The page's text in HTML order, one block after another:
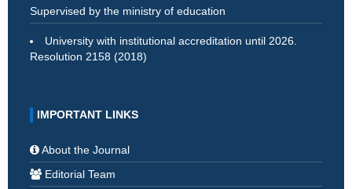
Supervised by the ministry of education
University with institutional accreditation until 2026.
Resolution 2158 (2018)
IMPORTANT LINKS
About the Journal
Editorial Team